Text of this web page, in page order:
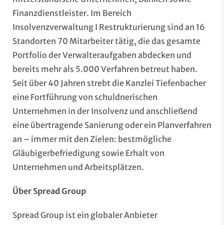
Finanzdienstleister. Im Bereich
Insolvenzverwaltung I Restrukturierung sind an 16
Standorten 70 Mitarbeiter tätig, die das gesamte
Portfolio der Verwalteraufgaben abdecken und
bereits mehr als 5.000 Verfahren betreut haben.
Seit über 40 Jahren strebt die Kanzlei Tiefenbacher
eine Fortführung von schuldnerischen
Unternehmen in der Insolvenz und anschließend
eine übertragende Sanierung oder ein Planverfahren
an – immer mit den Zielen: bestmögliche
Gläubigerbefriedigung sowie Erhalt von
Unternehmen und Arbeitsplätzen.
Über Spread Group
Spread Group ist ein globaler Anbieter